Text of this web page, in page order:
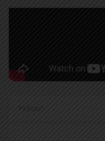
Podcast